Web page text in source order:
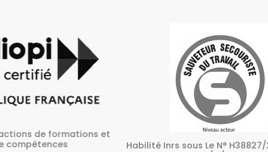
et
Habilité Inrs sous Le N° H38827/2022/SST-